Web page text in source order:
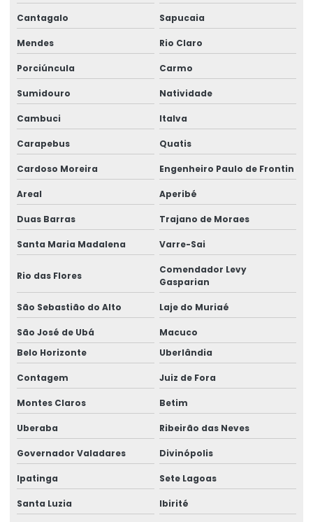
Cantagalo Sapucaia
Mendes Rio Claro
Porciúncula Carmo
Sumidouro Natividade
Cambuci Italva
Carapebus Quatis
Cardoso Moreira Engenheiro Paulo de Frontin
Areal Aperibé
Duas Barras Trajano de Moraes
Santa Maria Madalena Varre-Sai
Rio das Flores
Comendador Levy
Gasparian
São Sebastião do Alto Laje do Muriaé
São José de Ubá
Macuco
Belo Horizonte
Uberlândia
Contagem Juiz de Fora
Montes Claros Betim
Uberaba Ribeirão das Neves
Governador Valadares Divinópolis
Ipatinga Sete Lagoas
Santa Luzia Ibirité